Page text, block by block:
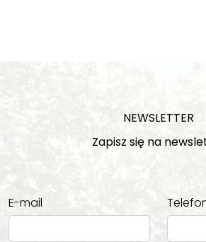
NEWSLETTER
Zapisz się na
E-mail